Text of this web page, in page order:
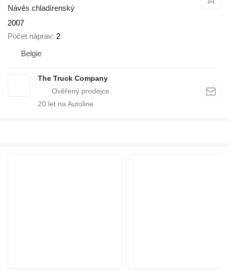
Návěs chladírenský
2007
Počet náprav 2
Belgie
The Truck Company
20 let na Autoline